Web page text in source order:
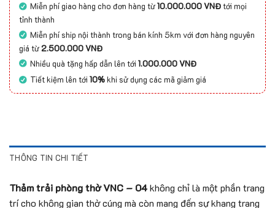
Miễn phí giao hàng cho đơn hàng từ10.000.000 VNĐtới mọi
tỉnh thành
Miễn phí ship nội thành trong bán kính 5km với đơn hàng nguyên
giá từ2.500.000 VNĐ
Nhiều quà tặng hấp dẫn lên tới1.000.000 VNĐ
Tiết kiệm lên tới10%khi sử dụng các mã giảm giá
THÔNG TIN CHI TIẾT
Thảm trải phòng thờ VNC – 04không chỉ là một phần trang
trí cho không gian thờ cúng mà còn mang đến sự khang trang